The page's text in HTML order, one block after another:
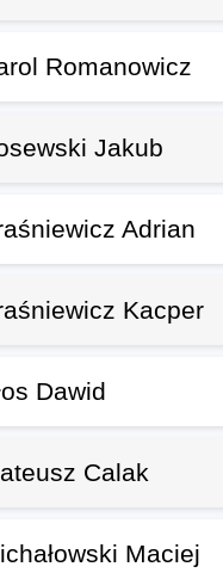
Romanowicz
Jakub
Adrian
Kacper
Dawid
Calak
Maciej